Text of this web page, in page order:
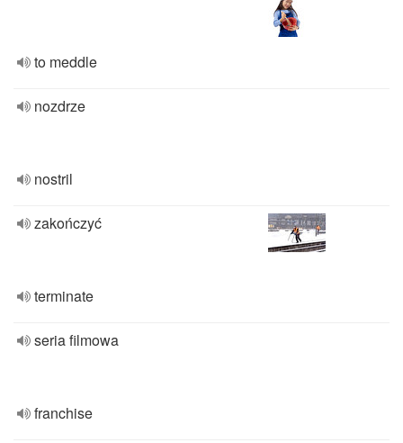
to meddle
nozdrze
nostril
zakończyć
terminate
seria filmowa
franchise